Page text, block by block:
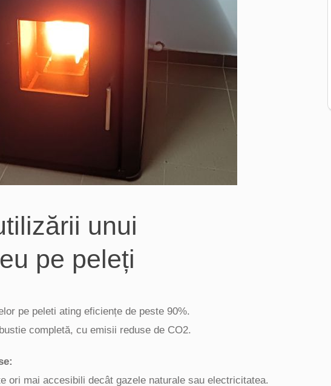
unui
pe peleți
pe peleti ating eficiențe de peste 90%.
completă, cu emisii reduse de CO2.
ori mai accesibili decât gazele naturale sau electricitatea.